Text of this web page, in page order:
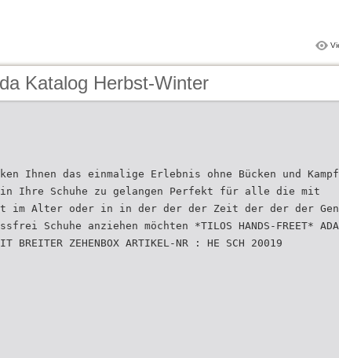
Katalog Herbst-Winter
Ihnen das einmalige Erlebnis ohne Bücken und
Ihre Schuhe zu gelangen Perfekt für alle die mit
im Alter oder in in der der der Zeit der der der
Schuhe anziehen möchten *TILOS HANDS-FREET*
MIT BREITER ZEHENBOX ARTIKEL-NR : HE SCH 20019